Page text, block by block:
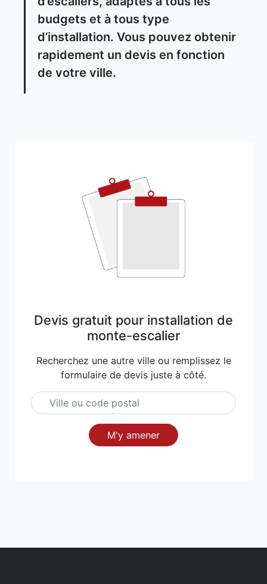
budgets et à tous type
d’installation. Vous pouvez obtenir
rapidement un devis en fonction
de votre ville.
Devis gratuit pour installation de
monte-escalier
Recherchez une autre ville ou remplissez le
formulaire de devis juste à côté.
M'y amener